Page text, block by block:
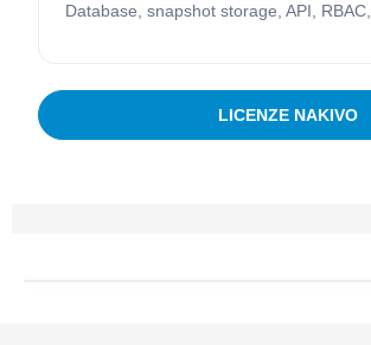
Database, snapshot storage, API, RBAC,
LICENZE NAKIVO